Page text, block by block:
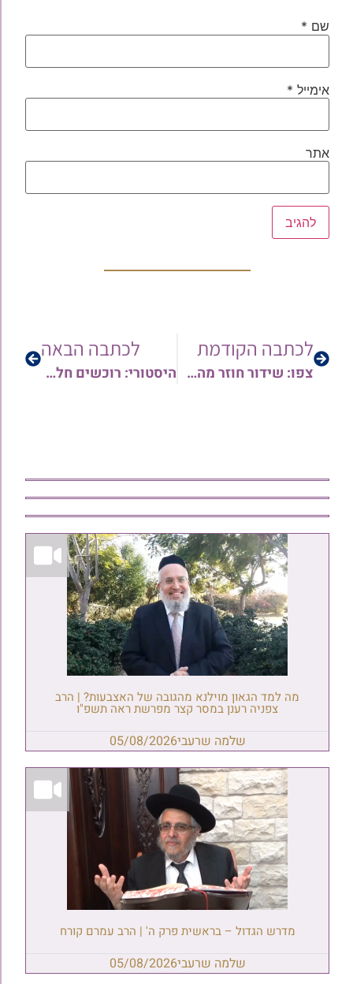
שם *
אימייל *
אתר
לכתבה הקודמת
צפו: שידור חוזר מהמעמד הענק של טקס חלוקת המלגות 'חדש בקרבי' שע"י ארגון יוצאי תימן בראשות הרה"ג רבי מרדכי יצהרי שליט"א
לכתבה הבאה
היסטורי: רוכשים חלק במיזם הענק של כתיבת ספר התורה של עם ישראל להצלה מנגיף הקורונה הנורא • צפו
מה למד הגאון מוילנא מהגובה של האצבעות? | הרב
צפניה רענן במסר קצר מפרשת ראה תשפ"ו
שלמה שרעבי05/08/2026
מדרש הגדול – בראשית פרק ה' | הרב עמרם קורח
שלמה שרעבי05/08/2026